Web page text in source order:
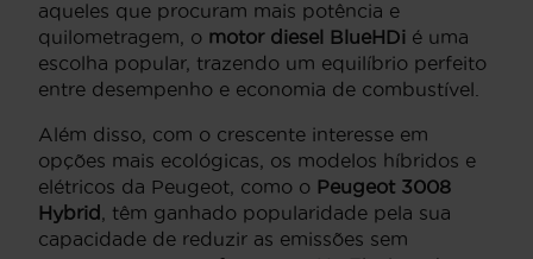
aqueles que procuram mais potência e
quilometragem, o motor diesel BlueHDi é uma
escolha popular, trazendo um equilíbrio perfeito
entre desempenho e economia de combustível.
Além disso, com o crescente interesse em
opções mais ecológicas, os modelos híbridos e
elétricos da Peugeot, como o Peugeot 3008
Hybrid
, têm ganhado popularidade pela sua
capacidade de reduzir as emissões sem